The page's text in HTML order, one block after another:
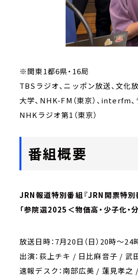
※関東1都6県・16局
TBSラジオ、ニッポン放送、文化
大学、NHK-FM（東京）、interfm
NHKラジオ第1（東京）
番組概要
JRN報道特別番組『JRN開票特別
「参院選2025＜物価高・少子化
放送日時：7月20日（日）20時～24
出演：荻上チキ / 日比麻音子 /
速報デスク：南部広美 / 蓮見孝之